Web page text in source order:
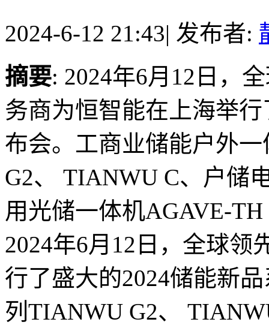
2024-6-12 21:43| 发布者:
摘要: 2024年6月12日，
务商为恒智能在上海举
布会。工商业储能户外
G2、 TIANWU C、户储
用光储一体机AGAVE-TH
2024年6月12日，全球领
行了盛大的2024储能新
列TIANWU G2、